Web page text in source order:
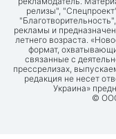
релизы",
рекламы и
летнего возраста.
формат,
связанные с
прессрелизах,
редакция не несет
Украина»
©